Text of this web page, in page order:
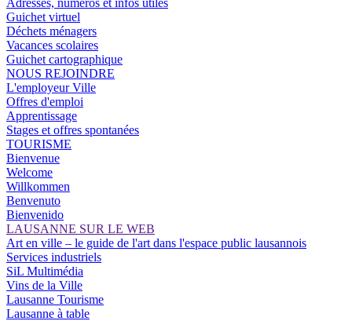
Guichet virtuel
Déchets ménagers
Vacances scolaires
Guichet cartographique
NOUS REJOINDRE
L'employeur Ville
Offres d'emploi
Apprentissage
Stages et offres spontanées
TOURISME
Bienvenue
Welcome
Willkommen
Benvenuto
Bienvenido
LAUSANNE SUR LE WEB
Art en ville – le guide de l'art dans l'espace public lausannois
Services industriels
SiL Multimédia
Vins de la Ville
Lausanne Tourisme
Lausanne à table